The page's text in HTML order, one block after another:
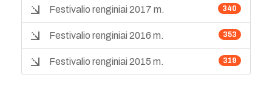
340
Festivalio renginiai 2017 m.
353
Festivalio renginiai 2016 m.
319
Festivalio renginiai 2015 m.